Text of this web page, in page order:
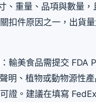
重量、品項與數量，
扣件原因之一，出貨
輸美食品需提交 FDA
明、植物或動物源性
證。建議在填寫